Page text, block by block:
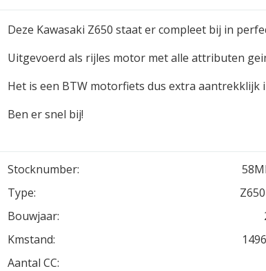
Deze Kawasaki Z650 staat er compleet bij in
Uitgevoerd als rijles motor met alle attributen
Het is een BTW motorfiets dus extra aantrekklijk
Ben er snel bij!
Stocknumber:
Type:
Bouwjaar:
Kmstand:
Aantal CC: